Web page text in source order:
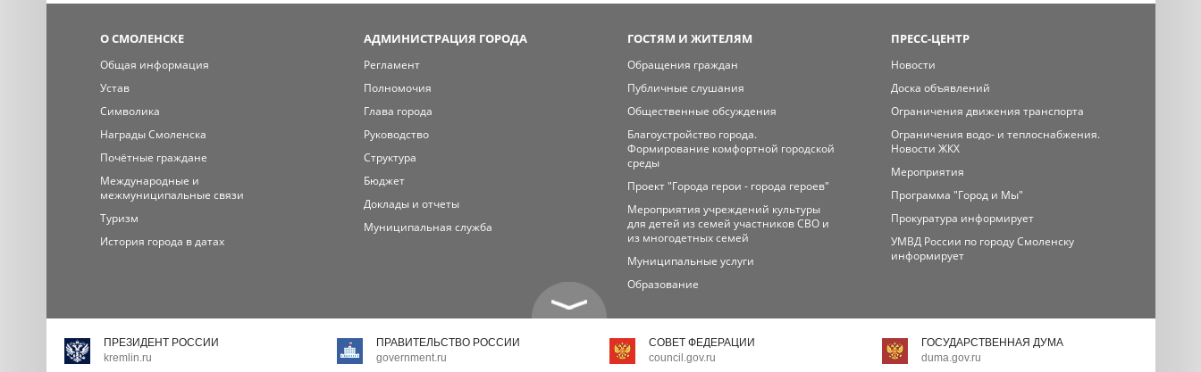
О СМОЛЕНСКЕ
Общая информация
Устав
Символика
Награды Смоленска
Почётные граждане
Международные и
межмуниципальные связи
Туризм
История города в датах
АДМИНИСТРАЦИЯ ГОРОДА
Регламент
Полномочия
Глава города
Руководство
Структура
Бюджет
Доклады и отчеты
Муниципальная служба
ГОСТЯМ И ЖИТЕЛЯМ
Обращения граждан
Публичные слушания
Общественные обсуждения
Благоустройство города.
Формирование комфортной городской
среды
Проект "Города герои - города героев"
Мероприятия учреждений культуры
для детей из семей участников СВО и
из многодетных семей
Муниципальные услуги
Образование
ПРЕСС-ЦЕНТР
Новости
Доска объявлений
Ограничения движения транспорта
Ограничения водо- и теплоснабжения.
Новости ЖКХ
Мероприятия
Программа "Город и Мы"
Прокуратура информирует
УМВД России по городу Смоленску
информирует
ПРЕЗИДЕНТ РОССИИ
kremlin.ru
ПРАВИТЕЛЬСТВО РОССИИ
government.ru
СОВЕТ ФЕДЕРАЦИИ
council.gov.ru
ГОСУДАРСТВЕННАЯ ДУМА
duma.gov.ru